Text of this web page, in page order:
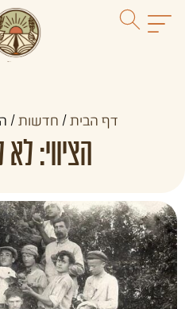
דף הבית / חדשות /
הציווי: